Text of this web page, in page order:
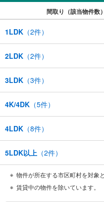
間取り（該当物件数）
1LDK （2件）
2LDK （2件）
3LDK （3件）
4K/4DK （5件）
4LDK （8件）
5LDK以上 （2件）
物件が所在する市区町村を対象
賃貸中の物件を除いています。